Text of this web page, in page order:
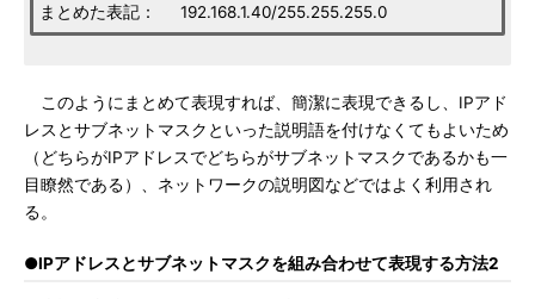
まとめた表記： 192.168.1.40/255.255.255.0
このようにまとめて表現すれば、簡潔に表現できるし、IPアド
レスとサブネットマスクといった説明語を付けなくてもよいため
（どちらがIPアドレスでどちらがサブネットマスクであるかも一
目瞭然である）、ネットワークの説明図などではよく利用され
る。
●IPアドレスとサブネットマスクを組み合わせて表現する方法2